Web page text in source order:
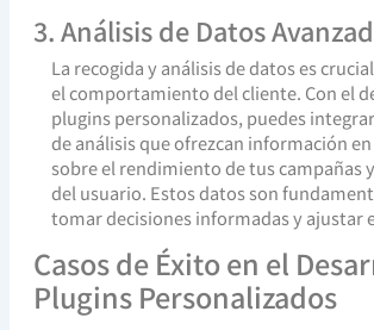
3. Análisis de Datos
La recogida y análisis de datos es
el comportamiento del cliente. Con el
plugins personalizados, puedes
de análisis que ofrezcan información
sobre el rendimiento de tus campañas
del usuario. Estos datos son
tomar decisiones informadas y ajustar
Casos de Éxito en el
Plugins Personalizados